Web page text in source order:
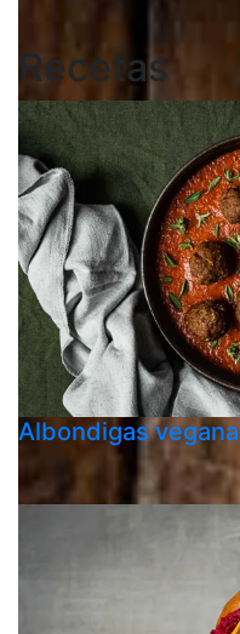
Recetas
Albondigas